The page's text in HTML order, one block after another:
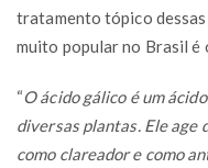
tratamento tópico dessas
muito popular no Brasil é
“O ácido gálico é um
diversas plantas. Ele age
como clareador e como